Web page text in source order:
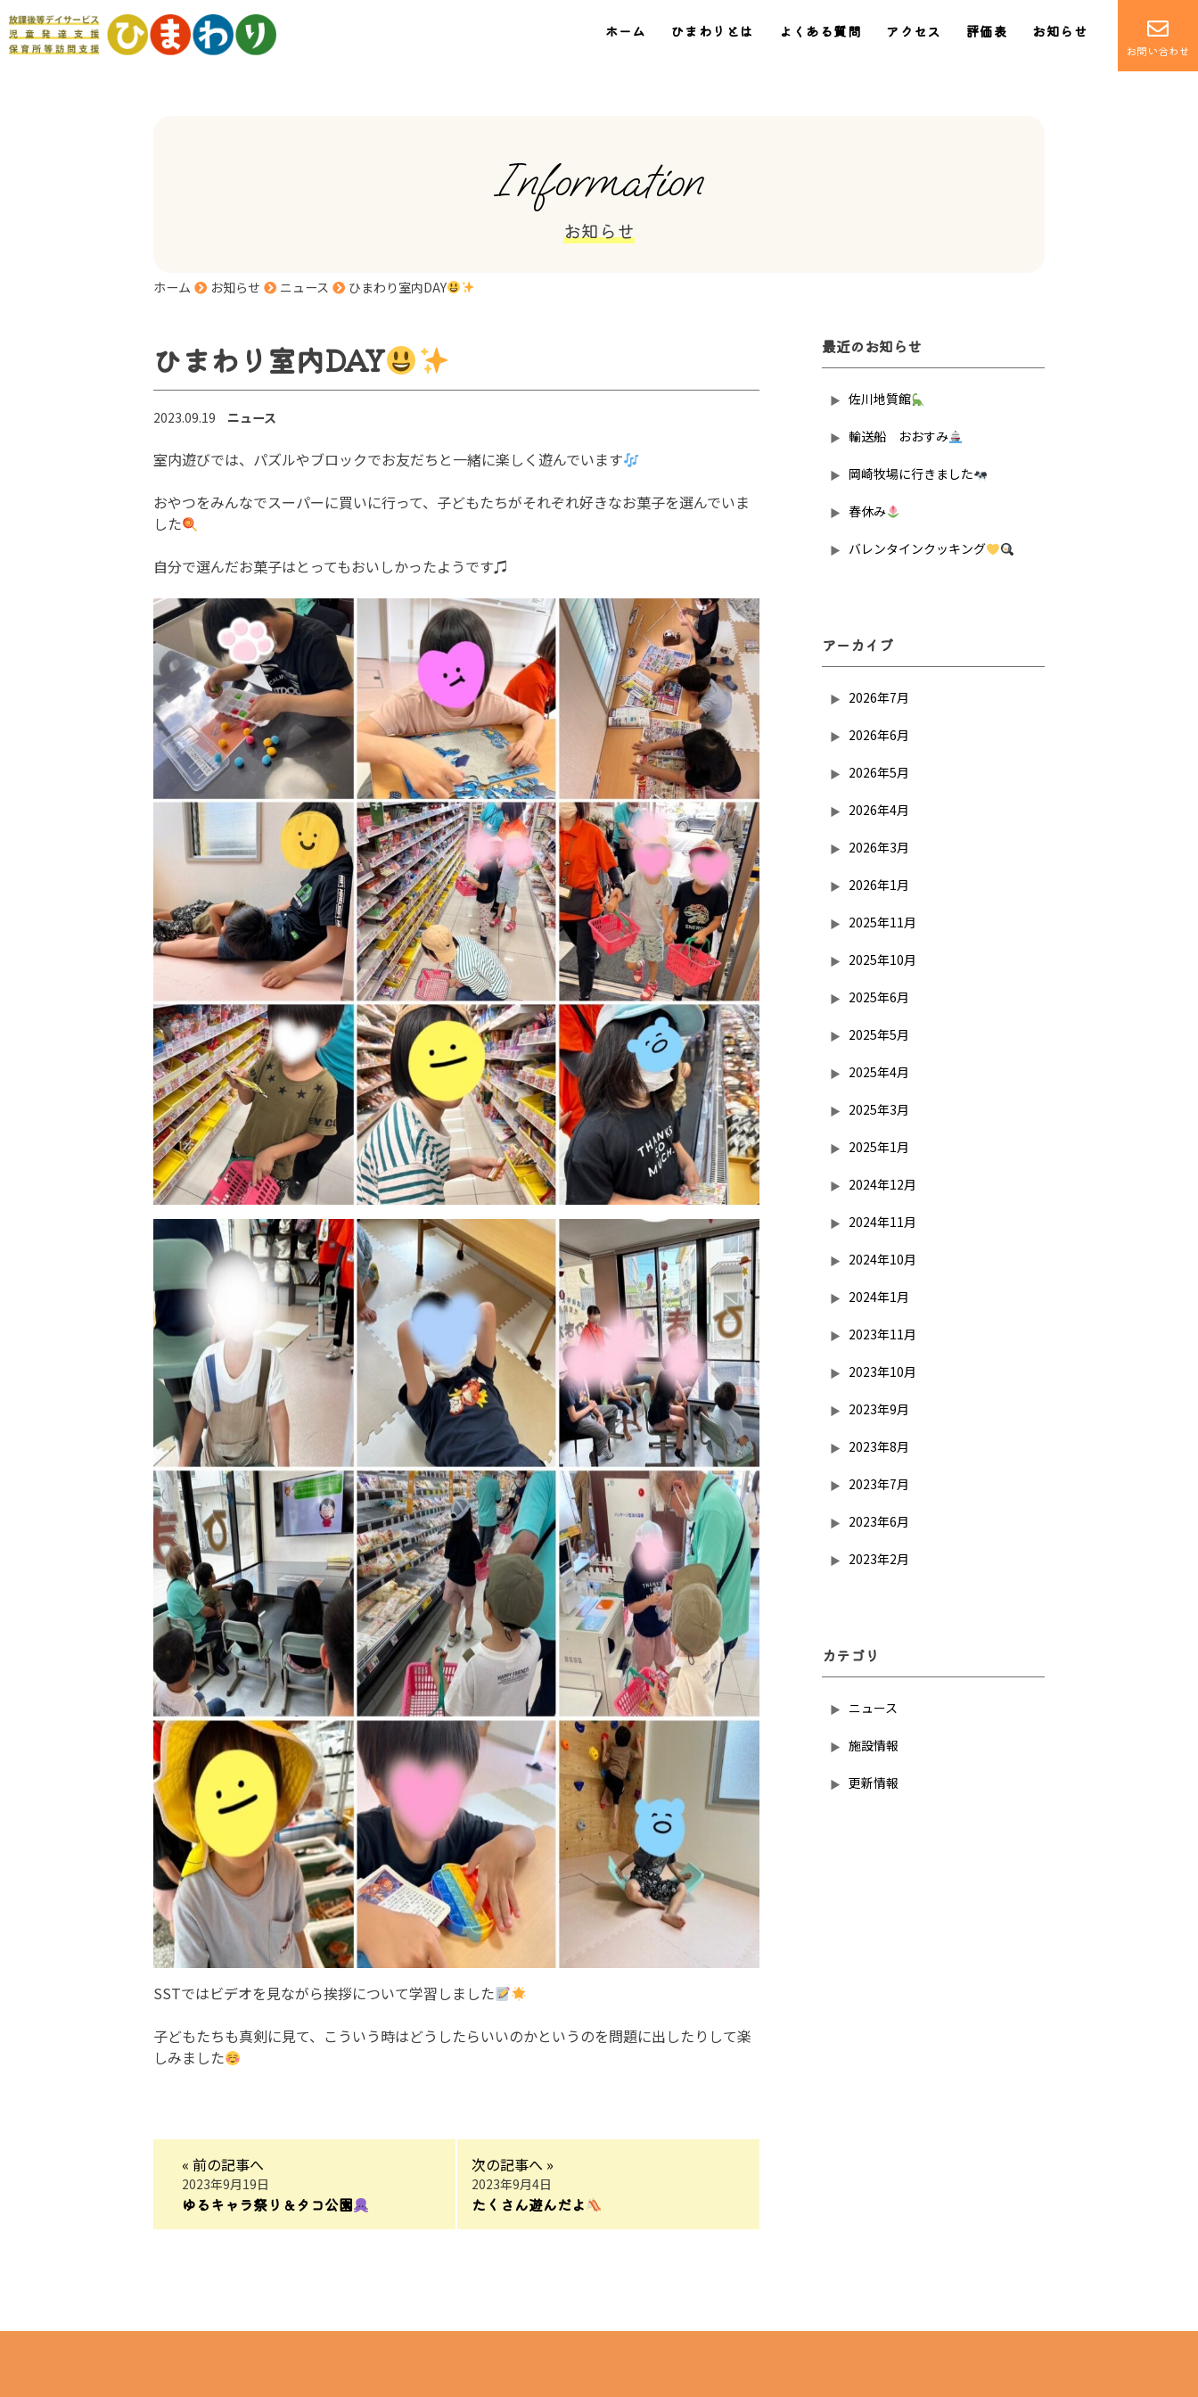
ホーム ひまわりとは よくある質問 アクセス 評価表 お知らせ
お問い合わせ
Information
お知らせ
ホーム お知らせ ニュース ひまわり室内DAY
ひまわり室内DAY
2023.09.19 ニュース
室内遊びでは、パズルやブロックでお友だちと一緒に楽しく遊んでいます
おやつをみんなでスーパーに買いに行って、子どもたちがそれぞれ好きなお菓子を選んでいま
した
自分で選んだお菓子はとってもおいしかったようです♫
SSTではビデオを見ながら挨拶について学習しました
子どもたちも真剣に見て、こういう時はどうしたらいいのかというのを問題に出したりして楽
しみました
« 前の記事へ
2023年9月19日
ゆるキャラ祭り＆タコ公園
次の記事へ »
2023年9月4日
たくさん遊んだよ
最近のお知らせ
佐川地質館
輸送船 おおすみ
岡崎牧場に行きました
春休み
バレンタインクッキング
アーカイブ
2026年7月
2026年6月
2026年5月
2026年4月
2026年3月
2026年1月
2025年11月
2025年10月
2025年6月
2025年5月
2025年4月
2025年3月
2025年1月
2024年12月
2024年11月
2024年10月
2024年1月
2023年11月
2023年10月
2023年9月
2023年8月
2023年7月
2023年6月
2023年2月
カテゴリ
ニュース
施設情報
更新情報